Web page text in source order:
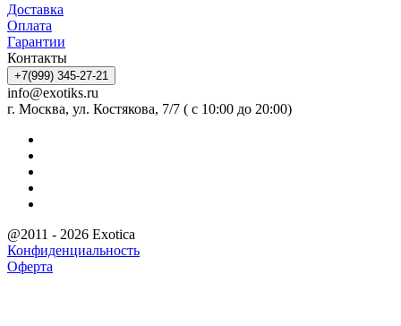
Доставка
Оплата
Гарантии
Контакты
+7(999) 345-27-21
info@exotiks.ru
г. Москва, ул. Костякова, 7/7 ( с 10:00 до 20:00)
@2011 - 2026 Exotica
Конфиденциальность
Оферта